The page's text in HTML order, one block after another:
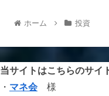
ホーム 投資
当サイトはこちらのサイ
・ マネ会様